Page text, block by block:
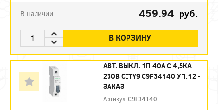
В наличии 459.94 руб.
В КОРЗИНУ
АВТ. ВЫКЛ. 1П 40А С 4,5КА
230В CITY9 C9F34140 УП.12 -
ЗАКАЗ
Артикул:C9F34140